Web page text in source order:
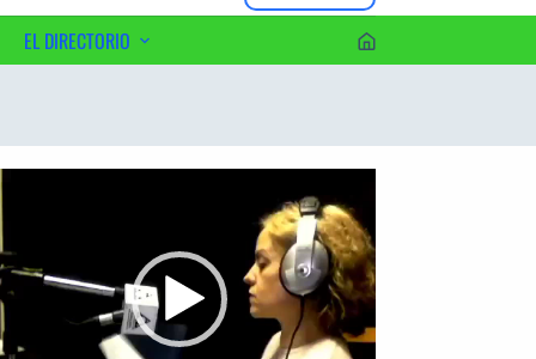
EL DIRECTORIO